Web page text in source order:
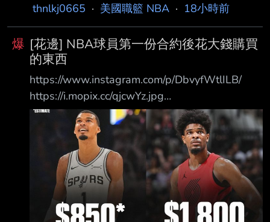
thnlkj0665 · 美國職籃 NBA · 18小時前
爆 [花邊] NBA球員第一份合約後花大錢購買
的東西
https://www.instagram.com/p/DbvyfWtlILB/
https://i.mopix.cc/qjcwYz.jpg
https://i.mopix.cc/6sHNIU.jpg Just a few of the
big purchases NBA players spent their money
on after signing their first contract NBA球員在
簽下人生第一份合約後，花大錢購買的幾樣東西
1. Victor Wembanyama：樂高《星際